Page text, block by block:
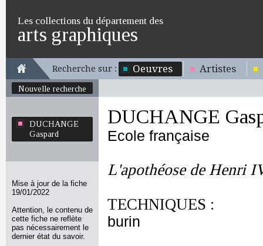
Les collections du département des
arts graphiques
Recherche sur : Oeuvres Artistes
Nouvelle recherche
DUCHANGE
Gaspard
Mise à jour de la fiche
19/01/2022
Attention, le contenu de
cette fiche ne reflète
pas nécessairement le
dernier état du savoir.
DUCHANGE
Ecole française
L'apothéose de Henri
TECHNIQUES :
burin